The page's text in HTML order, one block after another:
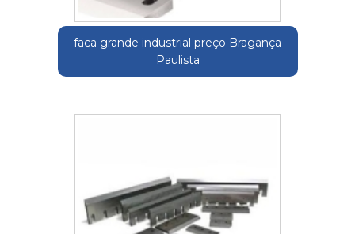
faca grande industrial preço Bragança
Paulista